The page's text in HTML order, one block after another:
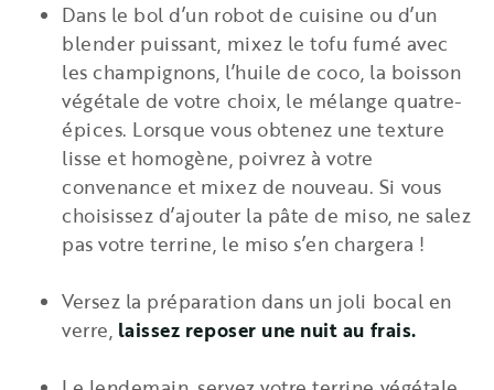
Dans le bol d’un robot de cuisine ou d’un
blender puissant, mixez le tofu fumé avec
les champignons, l’huile de coco, la boisson
végétale de votre choix, le mélange quatre­
épices. Lorsque vous obtenez une texture
lisse et homogène, poivrez à votre
convenance et mixez de nouveau. Si vous
choisissez d’ajouter la pâte de miso, ne salez
pas votre terrine, le miso s’en chargera !
Versez la préparation dans un joli bocal en
verre, laissez reposer une nuit au frais.